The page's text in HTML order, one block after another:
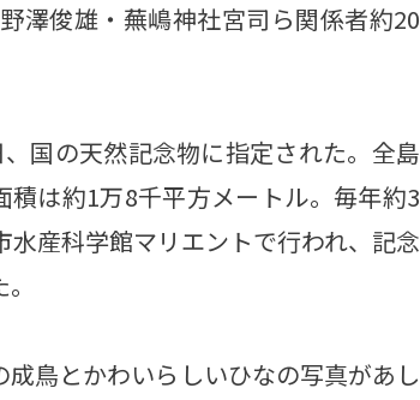
澤俊雄・蕪嶋神社宮司ら関係者約20
国の天然記念物に指定された。全島
は約1万8千平方メートル。毎年約3
産科学館マリエントで行われ、記念
鳥とかわいらしいひなの写真があし